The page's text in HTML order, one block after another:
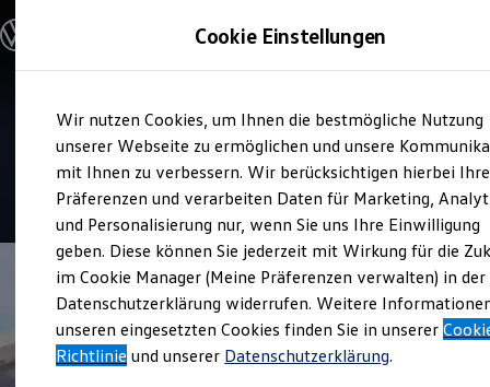
Hauptinhalt
springen
Footer
springen
Modelle und Konfigurator
Modelle vergleichen
Elektroautos
ENERGY Sondermodelle
Nutzfahrzeuge
SUV und CUV
Familienautos
Kombis
Kompaktwagen
Sportwagen
Schnell verfügbare Fahrzeuge
Angebote und Produkte
Aktuelle Angebote
E-Auto-Förderung
Volkswagen Marktplatz
Service
Automobile Libera
5|170 Bewertungen
Cookie Einstellungen
Wir nutzen Cookies, um Ihnen die bestmögliche Nutzung
unserer Webseite zu ermöglichen und unsere
mit Ihnen zu verbessern. Wir berücksichtigen hierbei Ihre
Präferenzen und verarbeiten Daten für Marketing,
und Personalisierung nur, wenn Sie uns Ihre Einwilligung
geben. Diese können Sie jederzeit mit Wirkung für die
im Cookie Manager (Meine Präferenzen verwalten) in der
Datenschutzerklärung widerrufen. Weitere
unseren eingesetzten Cookies finden Sie in unserer
Richtlinie und unserer Datenschutzerklärung.